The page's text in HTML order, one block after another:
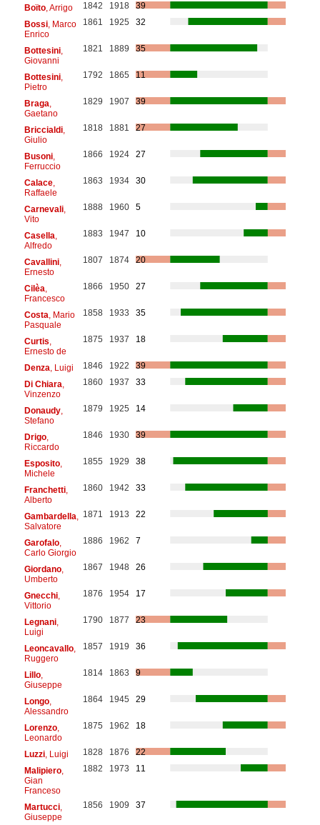
Boïto, Arrigo 1842 1918
39
Bossi, Marco
Enrico
1861 1925 32
Bottesini,
Giovanni
1821 1889 35
Bottesini,
Pietro
1792 1865 11
Braga
Gaetano
1829 1907 39
Briccialdi,
Giulio
1818 1881 27
Busoni,
Ferruccio
1866 1924 27
Calace,
Raffaele
1863 1934 30
Carnevali,
Vito
1888 1960 5
Casella
Alfredo
1883 1947 10
Cavallini,
Ernesto
1807 1874 20
Cilèa
Francesco
1866 1950 27
Costa , Mario
Pasquale
1858 1933 35
Curtis
Ernesto de
1875 1937 18
Denza , Luigi 1846 1922
39
Di Chiara
Vinzenzo
1860 1937 33
Donaudy,
Stefano
1879 1925 14
Drigo,
Riccardo
1846 1930 39
Esposito,
Michele
1855 1929 38
Franchetti,
Alberto
1860 1942 33
Gambardella
Salvatore
1871 1913 22
Garofalo,
Carlo Giorgio
1886 1962 7
Giordano,
Umberto
1867 1948 26
Gnecchi,
Vittorio
1876 1954 17
Legnani,
Luigi
1790 1877 23
Leoncavallo,
Ruggero
1857 1919 36
Lillo,
Giuseppe
1814 1863 9
Longo,
Alessandro
1864 1945 29
Lorenzo,
Leonardo
1875 1962 18
Luzzi, Luigi 1828 1876
22
Malipiero,
Gian
Franceso
1882 1973 11
Martucci,
Giuseppe
1856 1909 37